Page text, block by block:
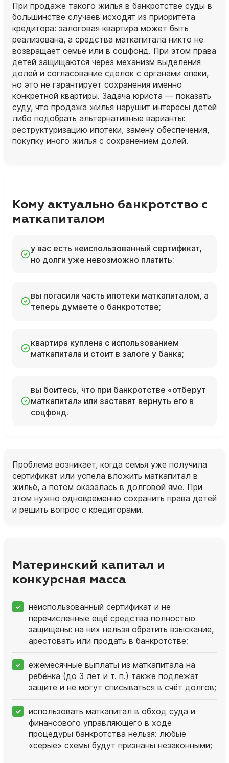
При продаже такого жилья в банкротстве суды в
большинстве случаев исходят из приоритета
кредитора: залоговая квартира может быть
реализована, а средства маткапитала никто не
возвращает семье или в соцфонд. При этом права
детей защищаются через механизм выделения
долей и согласование сделок с органами опеки,
но это не гарантирует сохранения именно
конкретной квартиры. Задача юриста — показать
суду, что продажа жилья нарушит интересы детей
либо подобрать альтернативные варианты:
реструктуризацию ипотеки, замену обеспечения,
покупку иного жилья с сохранением долей.
Кому актуально банкротство с
маткапиталом
у вас есть неиспользованный сертификат,
но долги уже невозможно платить;
вы погасили часть ипотеки маткапиталом, а
теперь думаете о банкротстве;
квартира куплена с использованием
маткапитала и стоит в залоге у банка;
вы боитесь, что при банкротстве «отберут
маткапитал» или заставят вернуть его в
соцфонд.
Проблема возникает, когда семья уже получила
сертификат или успела вложить маткапитал в
жильё, а потом оказалась в долговой яме. При
этом нужно одновременно сохранить права детей
и решить вопрос с кредиторами.
Материнский капитал и
конкурсная масса
неиспользованный сертификат и не
перечисленные ещё средства полностью
защищены: на них нельзя обратить взыскание,
арестовать или продать в банкротстве;
ежемесячные выплаты из маткапитала на
ребёнка (до 3 лет и т. п.) также подлежат
защите и не могут списываться в счёт долгов;
использовать маткапитал в обход суда и
финансового управляющего в ходе
процедуры банкротства нельзя: любые
«серые» схемы будут признаны незаконными;